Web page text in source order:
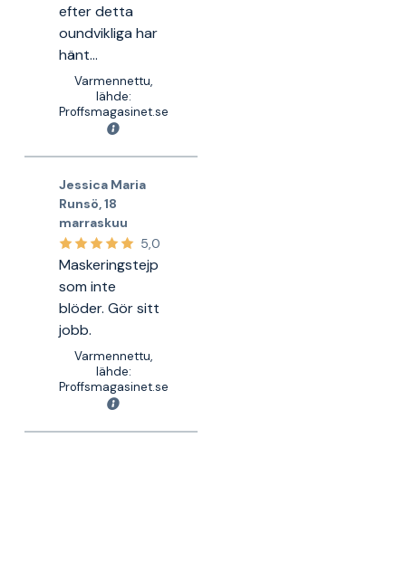
efter detta
oundvikliga har
hänt...
Varmennettu,
lähde:
Proffsmagasinet.se
Jessica Maria
Runsö 18
marraskuu
5,0
Maskeringstejp
som inte
blöder. Gör sitt
jobb.
Varmennettu,
lähde:
Proffsmagasinet.se